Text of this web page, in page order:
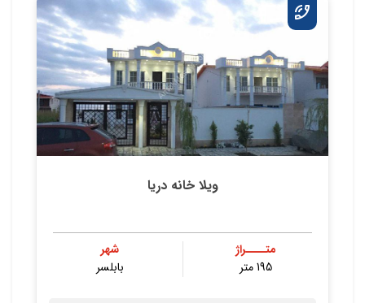
ویلا خانه دریا
متــــراژ
195 متر
شهر
بابلسر